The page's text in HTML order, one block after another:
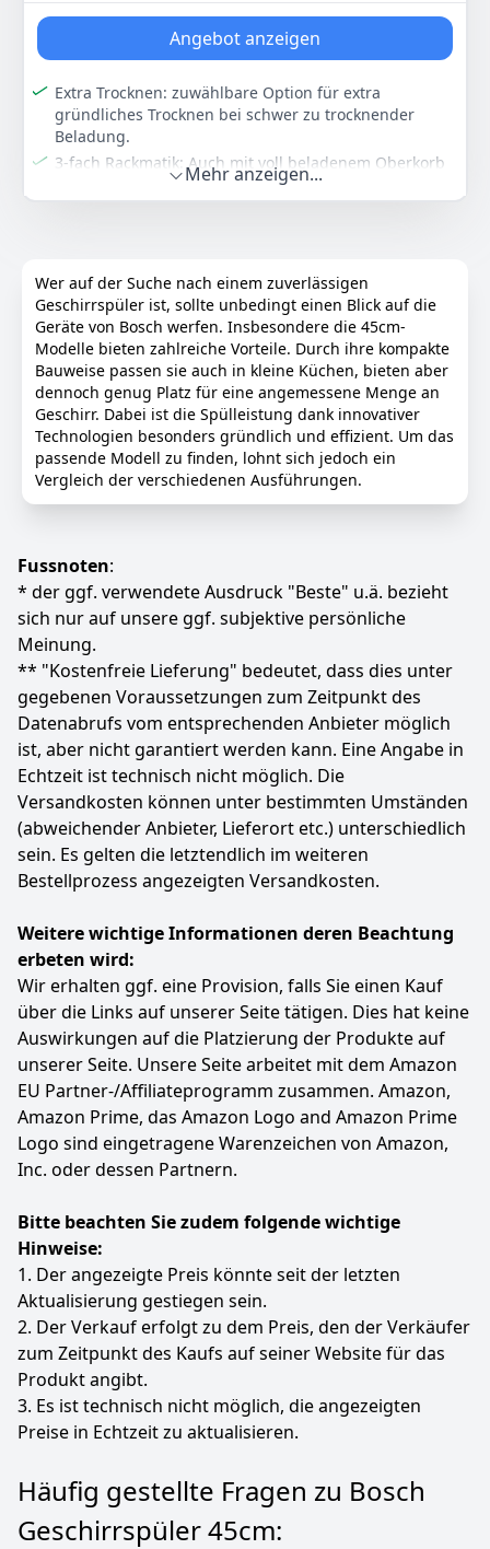
Hersteller
Mehrfarbig Siemens 32 kg
582 04 €
Anzeigen
Technologie, EcoSilence Drive, Weiß
Angebot anzeigen
Extra Trocknen: zuwählbare Option für extra
gründliches Trocknen bei schwer zu trocknender
Beladung.
3-fach Rackmatik: Auch mit voll beladenem Oberkorb
in 3 Stufen bis zu 5 cm höhenverstellbar.
Silence Plus: Bei diesem Programm wird das
Betriebsgeräusch deines Geschirrspülers automatisch
auf den niedrigsten Geräuschwert reduziert.
AquaStop: eine Bosch Garantie bei Wasserschäden –
ein Geräteleben lang
Farbe Hersteller Gewicht
Weiß Bosch 40,4 kg
Mehr anzeigen...
Wer auf der Suche nach einem zuverlässigen
Geschirrspüler ist, sollte unbedingt einen Blick auf die
Geräte von Bosch werfen. Insbesondere die 45cm-
Modelle bieten zahlreiche Vorteile. Durch ihre kompakte
Bauweise passen sie auch in kleine Küchen, bieten aber
dennoch genug Platz für eine angemessene Menge an
Geschirr. Dabei ist die Spülleistung dank innovativer
Technologien besonders gründlich und effizient. Um das
passende Modell zu finden, lohnt sich jedoch ein
Vergleich der verschiedenen Ausführungen.
Fussnoten:
* der ggf. verwendete Ausdruck "Beste" u.ä. bezieht
sich nur auf unsere ggf. subjektive persönliche
Meinung.
** "Kostenfreie Lieferung" bedeutet, dass dies unter
gegebenen Voraussetzungen zum Zeitpunkt des
Datenabrufs vom entsprechenden Anbieter möglich
ist, aber nicht garantiert werden kann. Eine Angabe in
Echtzeit ist technisch nicht möglich. Die
Versandkosten können unter bestimmten Umständen
(abweichender Anbieter, Lieferort etc.) unterschiedlich
sein. Es gelten die letztendlich im weiteren
Bestellprozess angezeigten Versandkosten.
Weitere wichtige Informationen deren Beachtung
erbeten wird:
Wir erhalten ggf. eine Provision, falls Sie einen Kauf
über die Links auf unserer Seite tätigen. Dies hat keine
Auswirkungen auf die Platzierung der Produkte auf
unserer Seite. Unsere Seite arbeitet mit dem Amazon
EU Partner-/Affiliateprogramm zusammen. Amazon,
Amazon Prime, das Amazon Logo and Amazon Prime
Logo sind eingetragene Warenzeichen von Amazon,
Inc. oder dessen Partnern.
Bitte beachten Sie zudem folgende wichtige
Hinweise:
1. Der angezeigte Preis könnte seit der letzten
Aktualisierung gestiegen sein.
2. Der Verkauf erfolgt zu dem Preis, den der Verkäufer
zum Zeitpunkt des Kaufs auf seiner Website für das
Produkt angibt.
3. Es ist technisch nicht möglich, die angezeigten
Preise in Echtzeit zu aktualisieren.
Häufig gestellte Fragen zu Bosch
Geschirrspüler 45cm: